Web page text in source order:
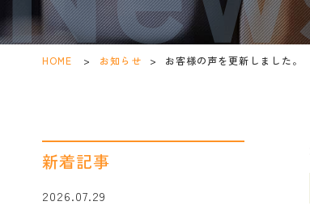
HOME > お知らせ > お客様の声を更新しました。
新着記事
2026.07.29